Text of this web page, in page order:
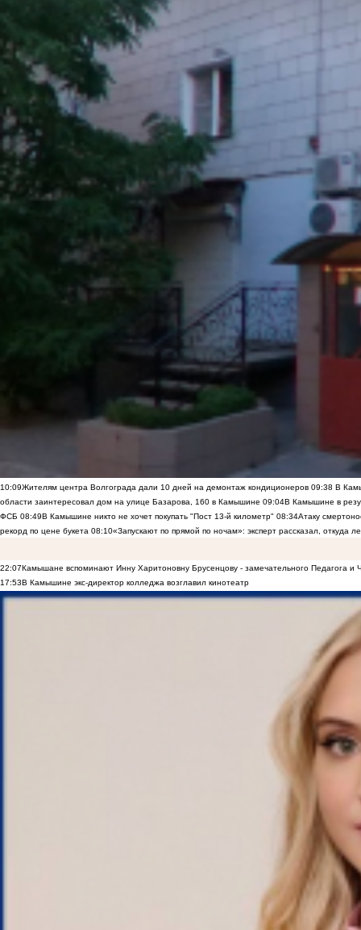
10:09Жителям центра Волгограда дали 10 дней на демонтаж кондиционеров 09:38 В
области заинтересовал дом на улице Базарова, 160 в Камышине 09:04В Камышине в
ФСБ 08:49В Камышине никто не хочет покупать "Пост 13-й километр" 08:34Атаку
рекорд по цене букета 08:10«Запускают по прямой по ночам»: эксперт рассказал, откуда
22:07Камышане вспоминают Инну Харитоновну Брусенцову - замечательного Педагога и
17:53В Камышине экс-директор колледжа возглавил кинотеатр